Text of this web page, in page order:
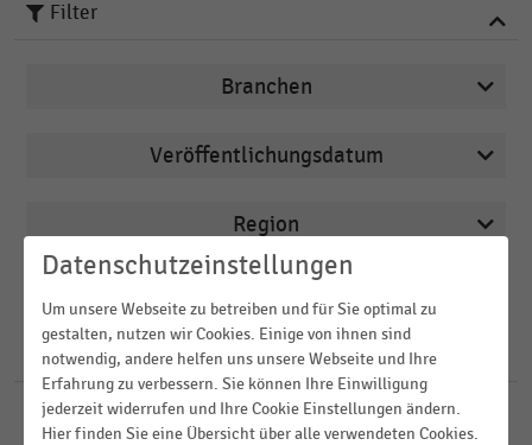
14Ergebnisse fürFrankonia
ARBEITSMARKT|STATISTIK
Filter
Branchen
Deutschsprachiger Einzelhandel
E-Commerce
Internationaler Handel
MEHR ANZEIGEN
Veröffentlichungsdatum
2019
2018
MEHR ANZEIGEN
Region
Deutschland
Weltweit
Datenschutzeinstellungen
Um unsere Webseite zu betreiben und für Sie optimal zu
gestalten, nutzen wir Cookies. Einige von ihnen sind
notwendig, andere helfen uns unsere Webseite und Ihre
Erfahrung zu verbessern. Sie können Ihre Einwilligung
jederzeit widerrufen und Ihre Cookie Einstellungen ändern.
Hier finden Sie eine Übersicht über alle verwendeten Cookies.